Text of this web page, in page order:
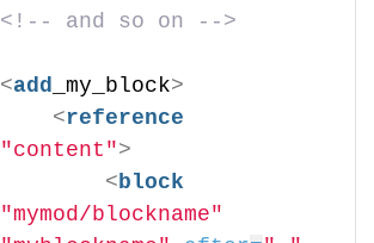
<!-- and so on -->
<add _my_block>
<reference
"content">
<block
"mymod/blockname"